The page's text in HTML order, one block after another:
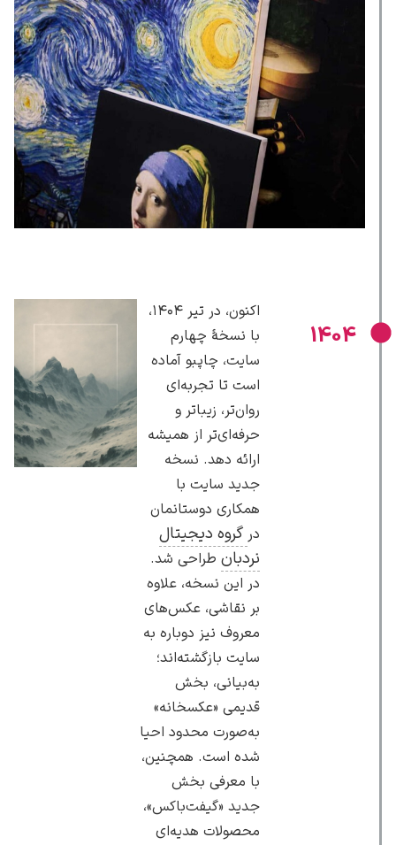
1404
اکنون، در تیر ۱۴۰۴،
با نسخهٔ چهارم
سایت، چاپبو آماده
است تا تجربه‌ای
روان‌تر، زیباتر و
حرفه‌ای‌تر از همیشه
ارائه دهد. نسخه
جدید سایت با
همکاری دوستانمان
در گروه دیجیتال
نردبان طراحی شد.
در این نسخه، علاوه
بر نقاشی، عکس‌های
معروف نیز دوباره به
سایت بازگشته‌اند؛
به‌بیانی، بخش
قدیمی «عکسخانه»
به‌صورت محدود احیا
شده است. همچنین،
با معرفی بخش
جدید «گیفت‌باکس»،
محصولات هدیه‌ای